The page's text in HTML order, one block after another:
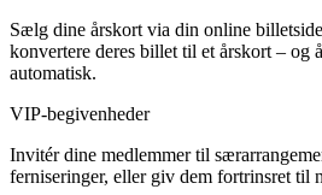
Sælg dine årskort via din online
konvertere deres billet til et årskort – og
automatisk.
VIP-begivenheder
Invitér dine medlemmer til
ferniseringer, eller giv dem fortrinsret til